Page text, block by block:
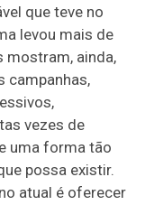
que teve no
levou mais de
mostram, ainda,
campanhas,
vezes de
uma forma tão
possa existir.
atual é oferecer